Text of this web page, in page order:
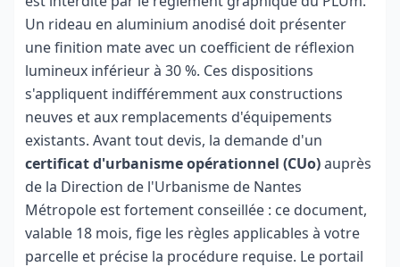
Un rideau en aluminium anodisé doit présenter
une finition mate avec un coefficient de réflexion
lumineux inférieur à 30 %. Ces dispositions
s'appliquent indifféremment aux constructions
neuves et aux remplacements d'équipements
existants. Avant tout devis, la demande d'un
certificat d'urbanisme opérationnel (CUo)auprès
de la Direction de l'Urbanisme de Nantes
Métropole est fortement conseillée : ce document,
valable 18 mois, fige les règles applicables à votre
parcelle et précise la procédure requise. Le portail